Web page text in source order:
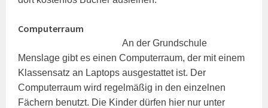
Computerraum
An der Grundschule
Menslage gibt es einen Computerraum, der mit einem
Klassensatz an Laptops ausgestattet ist. Der
Computerraum wird regelmäßig in den einzelnen
Fächern benutzt. Die Kinder dürfen hier nur unter